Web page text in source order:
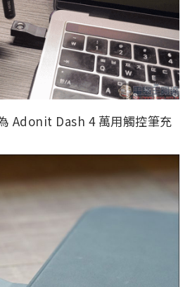
Adonit Dash 4 萬用觸控筆充